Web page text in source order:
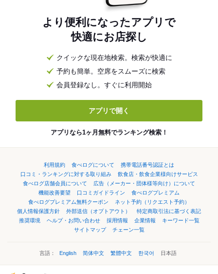
より便利になったアプリで
快適にお店探し
クイックな現在地検索。検索が快適に
予約も簡単。空席をスムーズに検索
会員登録なし。すぐに利用開始
アプリで開く
アプリなら1ヶ月無料でランキング検索！
利用規約 食べログについて
携帯電話番号認証とは
口コミ・ランキングに対する取り組み
飲食店・飲食企業様向けサービス
食べログ店舗会員について
広告（メーカー・団体様等向け）について
機能改善要望
口コミガイドライン
食べログプレミアム
食べログプレミアム無料クーポン
ネット予約（リクエスト予約）
個人情報保護方針
外部送信（オプトアウト）
特定商取引法に基づく表記
推奨環境
ヘルプ・お問い合わせ 採用情報 企業情報
キーワード一覧
サイトマップ
チェーン一覧
言語： English 简体中文 繁體中文 한국어 日本語